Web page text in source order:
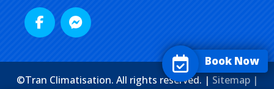
©Tran Climatisation. All rights reserved. | Sitemap |
Book Now